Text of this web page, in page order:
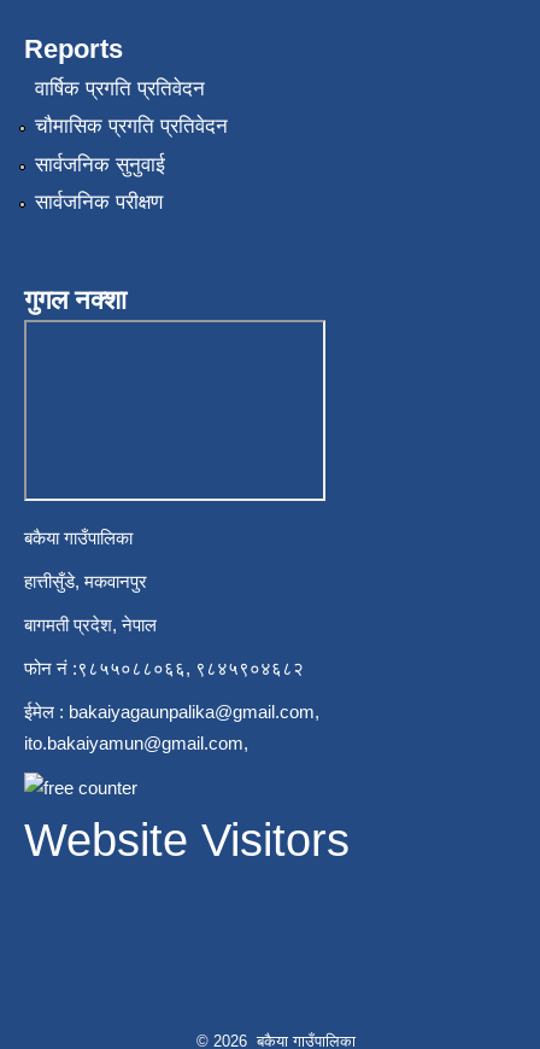
Reports
वार्षिक प्रगति प्रतिवेदन
चौमासिक प्रगति प्रतिवेदन
सार्वजनिक सुनुवाई
सार्वजनिक परीक्षण
गुगल नक्शा
बकैया गाउँपालिका
हात्तीसुँडे, मकवानपुर
बागमती प्रदेश, नेपाल
फोन नं :९८५५०८८०६६, ९८४५९०४६८२
ईमेल : bakaiyagaunpalika@gmail.com,
ito.bakaiyamun@gmail.com,
Website Visitors
© 2026 बकैया गाउँपालिका